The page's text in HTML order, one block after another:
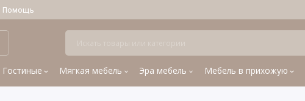
Помощь
Гостиные Мягкая мебель Эра мебель Мебель в прихожую